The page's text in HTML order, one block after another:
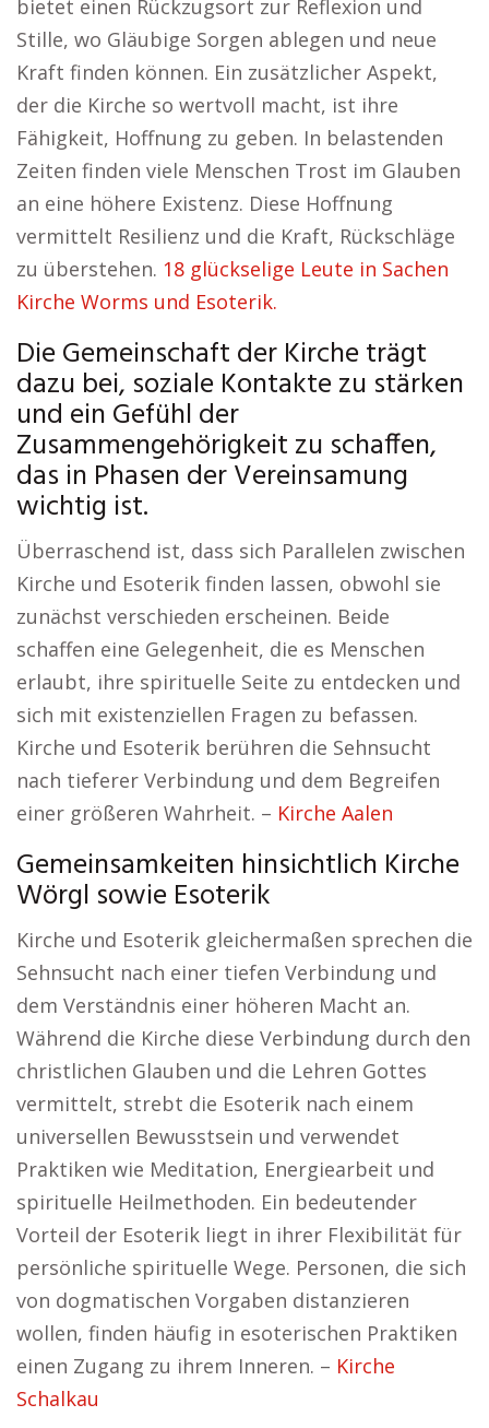
bietet einen Rückzugsort zur Reflexion und
Stille, wo Gläubige Sorgen ablegen und neue
Kraft finden können. Ein zusätzlicher Aspekt,
der die Kirche so wertvoll macht, ist ihre
Fähigkeit, Hoffnung zu geben. In belastenden
Zeiten finden viele Menschen Trost im Glauben
an eine höhere Existenz. Diese Hoffnung
vermittelt Resilienz und die Kraft, Rückschläge
zu überstehen. 18 glückselige Leute in Sachen
Kirche Worms und Esoterik.
Die Gemeinschaft der Kirche trägt
dazu bei, soziale Kontakte zu stärken
und ein Gefühl der
Zusammengehörigkeit zu schaffen,
das in Phasen der Vereinsamung
wichtig ist.
Überraschend ist, dass sich Parallelen zwischen
Kirche und Esoterik finden lassen, obwohl sie
zunächst verschieden erscheinen. Beide
schaffen eine Gelegenheit, die es Menschen
erlaubt, ihre spirituelle Seite zu entdecken und
sich mit existenziellen Fragen zu befassen.
Kirche und Esoterik berühren die Sehnsucht
nach tieferer Verbindung und dem Begreifen
einer größeren Wahrheit. – Kirche Aalen
Gemeinsamkeiten hinsichtlich Kirche
Wörgl sowie Esoterik
Kirche und Esoterik gleichermaßen sprechen die
Sehnsucht nach einer tiefen Verbindung und
dem Verständnis einer höheren Macht an.
Während die Kirche diese Verbindung durch den
christlichen Glauben und die Lehren Gottes
vermittelt, strebt die Esoterik nach einem
universellen Bewusstsein und verwendet
Praktiken wie Meditation, Energiearbeit und
spirituelle Heilmethoden. Ein bedeutender
Vorteil der Esoterik liegt in ihrer Flexibilität für
persönliche spirituelle Wege. Personen, die sich
von dogmatischen Vorgaben distanzieren
wollen, finden häufig in esoterischen Praktiken
einen Zugang zu ihrem Inneren. – Kirche
Schalkau